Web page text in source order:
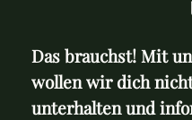
Das brauchst! Mit
wollen wir dich
unterhalten und